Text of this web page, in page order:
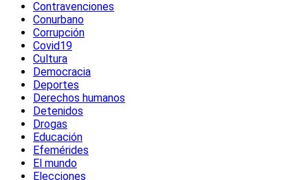
Contravenciones
Conurbano
Corrupción
Covid19
Cultura
Democracia
Deportes
Derechos humanos
Detenidos
Drogas
Educación
Efemérides
El mundo
Elecciones